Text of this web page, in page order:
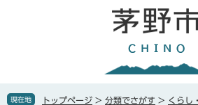
で
ば現在地 トップページ > 分類でさがす > くらし